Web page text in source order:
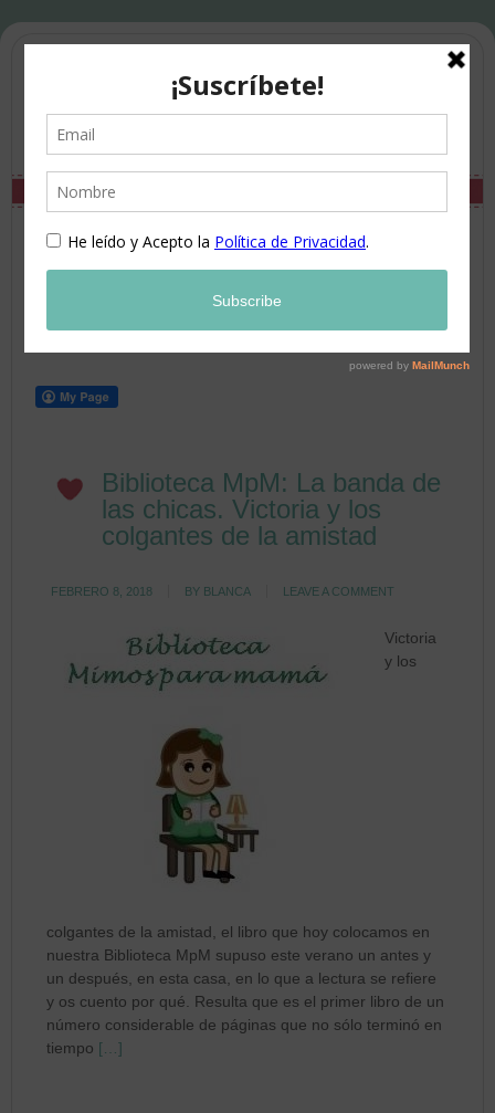
Biblioteca MpM: La banda de
las chicas. Victoria y los
colgantes de la amistad
FEBRERO 8, 2018 BY BLANCA LEAVE A COMMENT
Victoria
y los
colgantes de la amistad, el libro que hoy colocamos en
nuestra Biblioteca MpM supuso este verano un antes y
un después, en esta casa, en lo que a lectura se refiere
y os cuento por qué. Resulta que es el primer libro de un
número considerable de páginas que no sólo terminó en
tiempo […]